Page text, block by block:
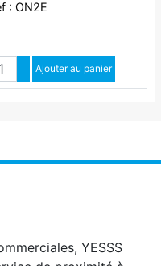
: ON2E
Augmenter quantité
Diminuer quantité
Ajouter au panier
YESSS